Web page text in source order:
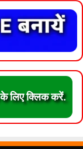
लिए क्लिक करें.